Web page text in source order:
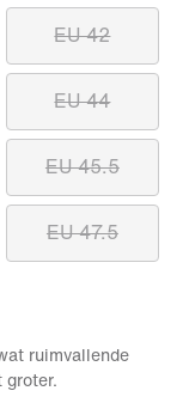
EU 42
EU 44
EU 45.5
EU 47.5
ruimvallende
groter.